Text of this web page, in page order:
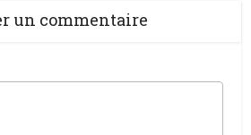
un commentaire